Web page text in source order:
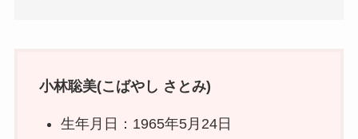
小林聡美(こばやし さとみ)
生年月日：1965年5月24日